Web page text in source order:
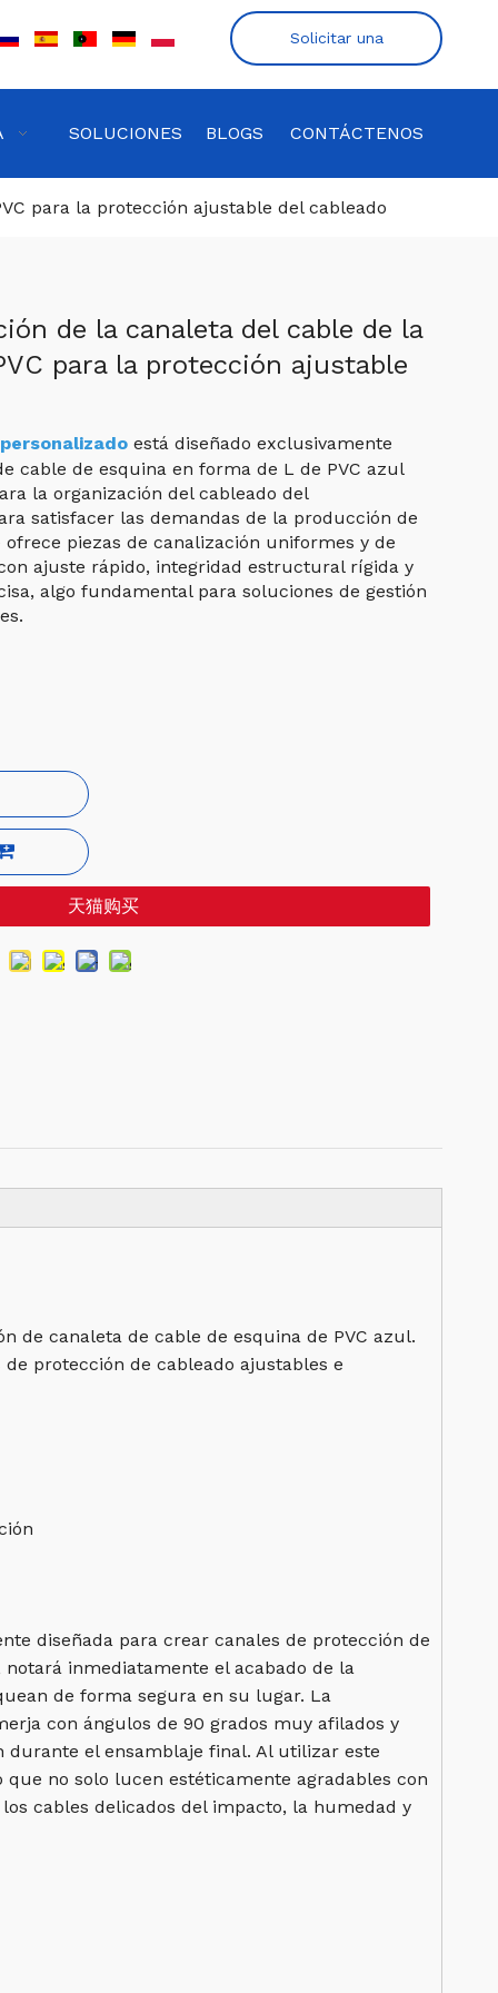
Solicitar una
cotización
SOLUCIONES BLOGS CONTÁCTENOS
para la protección ajustable del cableado
de la canaleta del cable de la
para la protección ajustable
está diseñado exclusivamente
cable de esquina en forma de L de PVC azul
la organización del cableado del
satisfacer las demandas de la producción de
piezas de canalización uniformes y de
ajuste rápido, integridad estructural rígida y
algo fundamental para soluciones de gestión
天猫购买
de canaleta de cable de esquina de PVC azul.
protección de cableado ajustables e
diseñada para crear canales de protección de
inmediatamente el acabado de la
de forma segura en su lugar. La
con ángulos de 90 grados muy afilados y
el ensamblaje final. Al utilizar este
no solo lucen estéticamente agradables con
cables delicados del impacto, la humedad y